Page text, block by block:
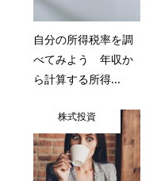
自分の所得税率を調
べてみよう 年収か
ら計算する所得...
株式投資